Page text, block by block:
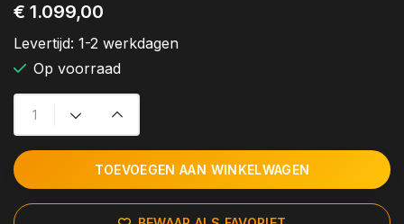
€ 1.099,00
Levertijd: 1-2 werkdagen
Op voorraad
TOEVOEGEN AAN WINKELWAGEN